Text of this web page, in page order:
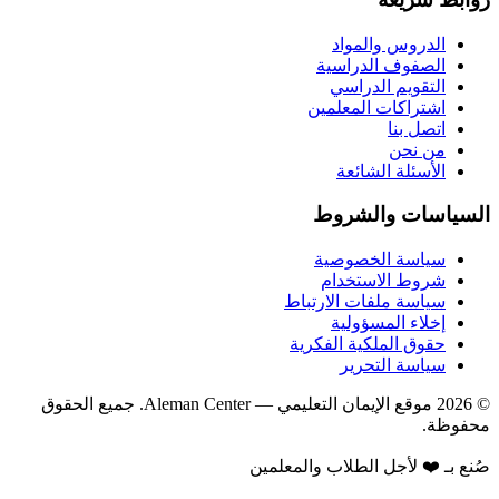
الدروس والمواد
الصفوف الدراسية
التقويم الدراسي
اشتراكات المعلمين
اتصل بنا
من نحن
الأسئلة الشائعة
السياسات والشروط
سياسة الخصوصية
شروط الاستخدام
سياسة ملفات الارتباط
إخلاء المسؤولية
حقوق الملكية الفكرية
سياسة التحرير
©
2026 موقع الإيمان التعليمي
— Aleman Center. جميع الحقوق
محفوظة.
صُنع بـ ❤️ لأجل الطلاب والمعلمين